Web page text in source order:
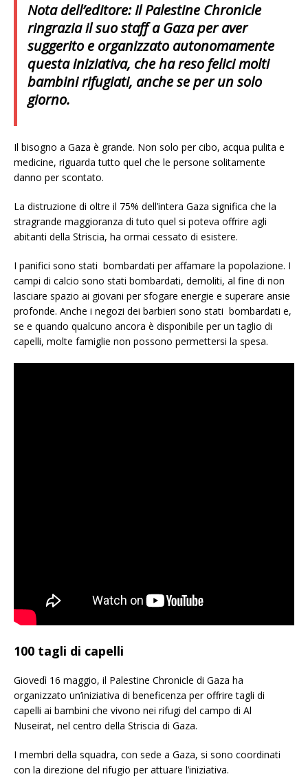
Nota dell’editore: Il Palestine Chronicle
ringrazia il suo staff a Gaza per aver
suggerito e organizzato autonomamente
questa iniziativa, che ha reso felici molti
bambini rifugiati, anche se per un solo
giorno.
Il bisogno a Gaza è grande. Non solo per cibo, acqua pulita e
medicine, riguarda tutto quel che le persone solitamente
danno per scontato.
La distruzione di oltre il 75% dell’intera Gaza significa che la
stragrande maggioranza di tuto quel si poteva offrire agli
abitanti della Striscia, ha ormai cessato di esistere.
I panifici sono stati bombardati per affamare la popolazione. I
campi di calcio sono stati bombardati, demoliti, al fine di non
lasciare spazio ai giovani per sfogare energie e superare ansie
profonde. Anche i negozi dei barbieri sono stati bombardati e,
se e quando qualcuno ancora è disponibile per un taglio di
capelli, molte famiglie non possono permettersi la spesa.
100 tagli di capelli
Giovedì 16 maggio, il Palestine Chronicle di Gaza ha
organizzato un’iniziativa di beneficenza per offrire tagli di
capelli ai bambini che vivono nei rifugi del campo di Al
Nuseirat, nel centro della Striscia di Gaza.
I membri della squadra, con sede a Gaza, si sono coordinati
con la direzione del rifugio per attuare l’iniziativa.